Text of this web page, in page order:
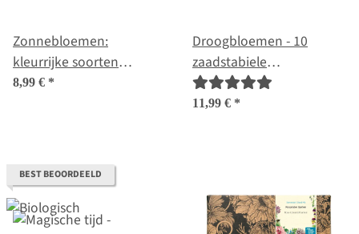
Zonnebloemen:
kleurrijke soorten
eenvoudig zaaien - zaad
8,99 € *
Droogbloemen - 10
zaadstabiele
bloemvariëteiten -
eeuwig houdbaar & mooi
11,99 € *
BEST BEOORDEELD